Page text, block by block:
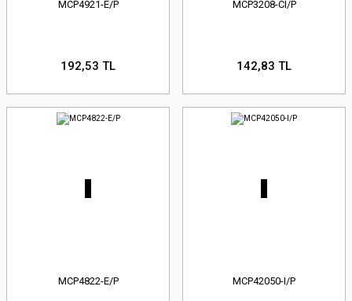
MCP4921-E/P
192,53 TL
MCP3208-CI/P
142,83 TL
MCP4822-E/P MCP42050-I/P